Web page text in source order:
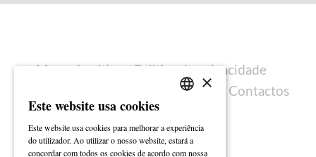
Mapa do sítio
Política de privacidade
Ficha técnica Contactos
ENGLISH
×
Este website usa cookies
Este website usa cookies para melhorar a experiência
do utilizador. Ao utilizar o nosso website, estará a
concordar com todos os cookies de acordo com nossa